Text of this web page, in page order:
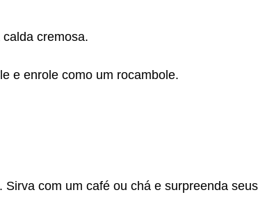
cremosa.
e enrole como um rocambole.
com um café ou chá e surpreenda seus